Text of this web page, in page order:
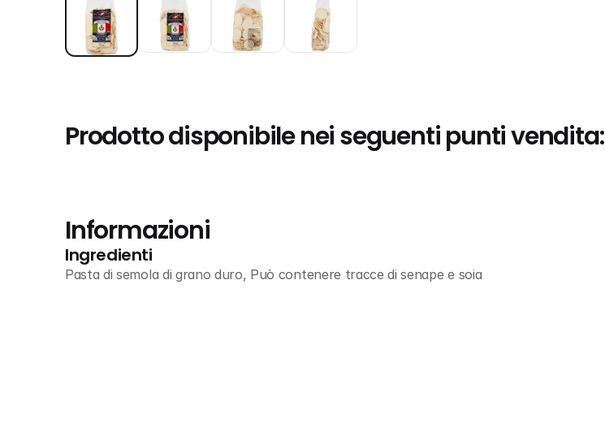
Prodotto disponibile nei seguenti punti vendita:
Informazioni
Ingredienti
Pasta di semola di grano duro, Può contenere tracce di senape e soia